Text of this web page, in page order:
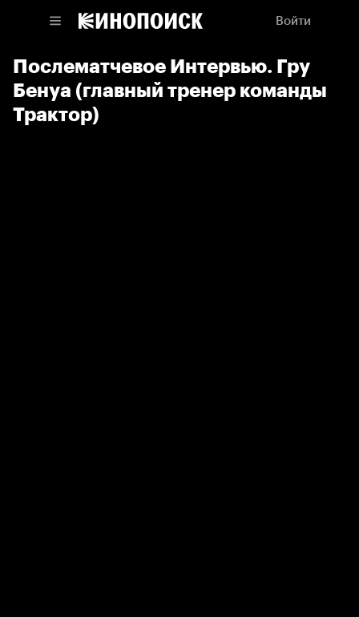
Войти
Послематчевое Интервью. Гру
Бенуа (главный тренер команды
Трактор)